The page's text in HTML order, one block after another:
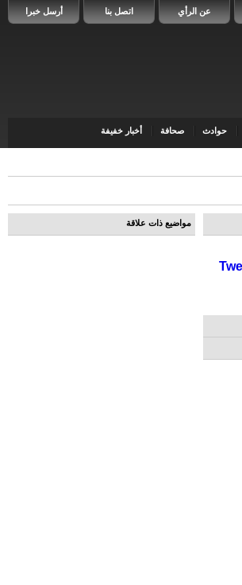
أرسل خبرا اتصل بنا عن الرأي
حوادث صحافة أخبار خفيفة
مواضيع ذات علاقة